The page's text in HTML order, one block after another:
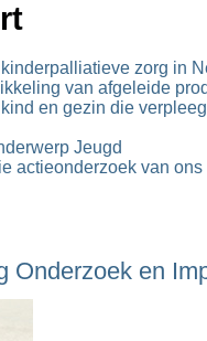
zorg in
van afgeleide
en gezin die
Jeugd
actieonderzoek van
Onderzoek en